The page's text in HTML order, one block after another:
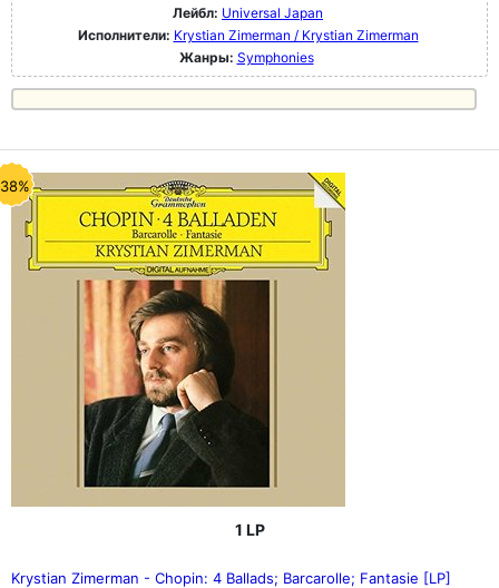
Лейбл: Universal Japan
Исполнители: Krystian Zimerman / Krystian Zimerman
Жанры: Symphonies
1 LP
Krystian Zimerman - Chopin: 4 Ballads; Barcarolle; Fantasie [LP]